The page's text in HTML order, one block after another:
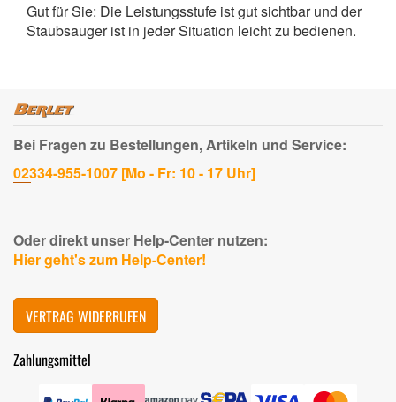
Gut für Sie: Die Leistungsstufe ist gut sichtbar und der
Staubsauger ist in jeder Situation leicht zu bedienen.
Bei Fragen zu Bestellungen, Artikeln und Service:
02334-955-1007 [Mo - Fr: 10 - 17 Uhr]
Oder direkt unser Help-Center nutzen:
Hier geht's zum Help-Center!
VERTRAG WIDERRUFEN
Zahlungsmittel